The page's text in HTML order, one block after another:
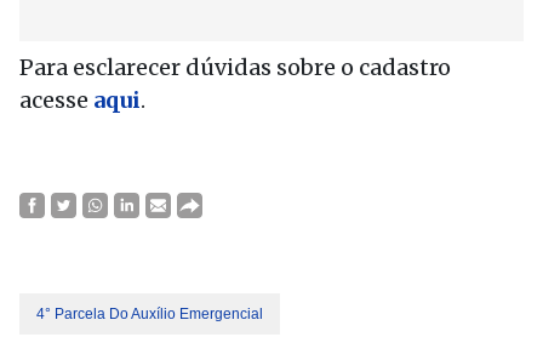
Para esclarecer dúvidas sobre o cadastro
acesse aqui.
4° Parcela Do Auxílio Emergencial